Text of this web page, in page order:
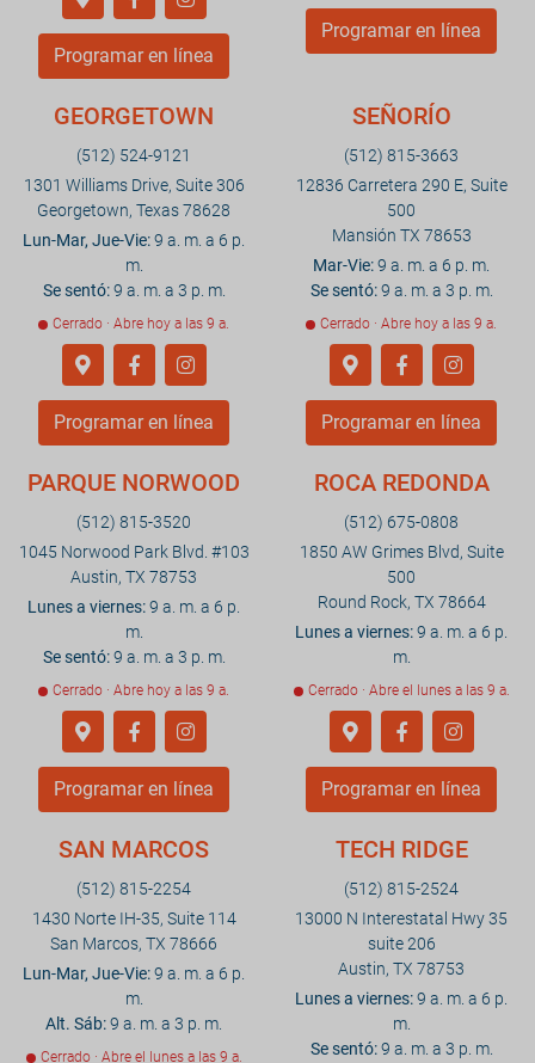
Programar en línea
Programar en línea
GEORGETOWN
(512) 524-9121
1301 Williams Drive, Suite 306
Georgetown, Texas 78628
Lun-Mar, Jue-Vie:9 a. m. a 6 p.
m.
Se sentó:9 a. m. a 3 p. m.
Cerrado · Abre hoy a las 9 a.
Programar en línea
SEÑORÍO
(512) 815-3663
12836 Carretera 290 E, Suite
500
Mansión TX 78653
Mar-Vie:9 a. m. a 6 p. m.
Se sentó:9 a. m. a 3 p. m.
Cerrado · Abre hoy a las 9 a.
Programar en línea
PARQUE NORWOOD
(512) 815-3520
1045 Norwood Park Blvd. #103
Austin, TX 78753
Lunes a viernes:9 a. m. a 6 p.
m.
Se sentó:9 a. m. a 3 p. m.
Cerrado · Abre hoy a las 9 a.
Programar en línea
ROCA REDONDA
(512) 675-0808
1850 AW Grimes Blvd, Suite
500
Round Rock, TX 78664
Lunes a viernes:9 a. m. a 6 p.
m.
Cerrado · Abre el lunes a las 9 a.
Programar en línea
SAN MARCOS
(512) 815-2254
1430 Norte IH-35, Suite 114
San Marcos, TX 78666
Lun-Mar, Jue-Vie:9 a. m. a 6 p.
m.
Alt. Sáb:9 a. m. a 3 p. m.
Cerrado · Abre el lunes a las 9 a.
TECH RIDGE
(512) 815-2524
13000 N Interestatal Hwy 35
suite 206
Austin, TX 78753
Lunes a viernes:9 a. m. a 6 p.
m.
Se sentó:9 a. m. a 3 p. m.